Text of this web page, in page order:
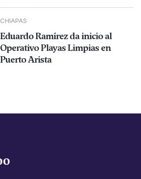
CHIAPAS
Eduardo Ramírez da inicio al
Operativo Playas Limpias en
Puerto Arista